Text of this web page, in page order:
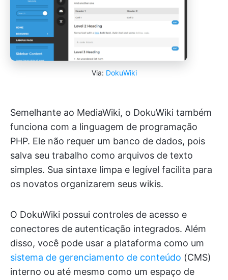
Via: DokuWiki
Semelhante ao MediaWiki, o DokuWiki também
funciona com a linguagem de programação
PHP. Ele não requer um banco de dados, pois
salva seu trabalho como arquivos de texto
simples. Sua sintaxe limpa e legível facilita para
os novatos organizarem seus wikis.
O DokuWiki possui controles de acesso e
conectores de autenticação integrados. Além
disso, você pode usar a plataforma como um
sistema de gerenciamento de conteúdo (CMS)
interno ou até mesmo como um espaço de